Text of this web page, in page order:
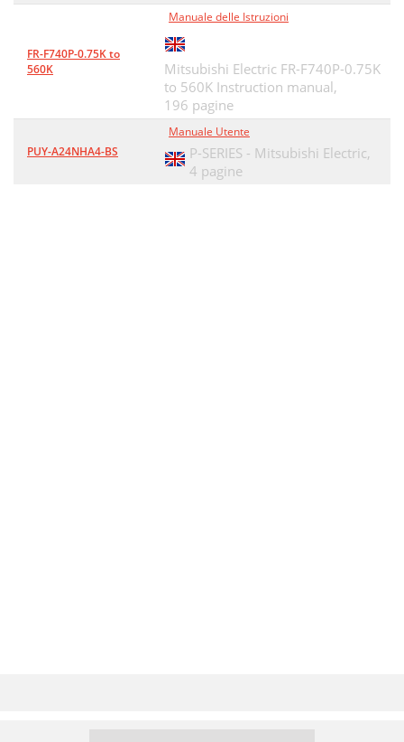
FR-F740P-0.75K to
560K
Manuale delle Istruzioni
Mitsubishi Electric FR-F740P-0.75K
to 560K Instruction manual,
196 pagine
PUY-A24NHA4-BS
Manuale Utente
P-SERIES - Mitsubishi Electric,
4 pagine